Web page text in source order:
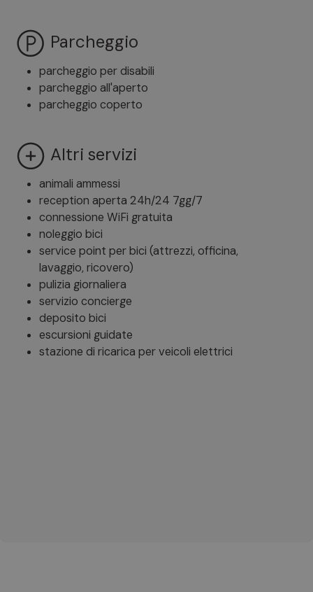
Parcheggio
parcheggio per disabili
parcheggio all'aperto
parcheggio coperto
Altri servizi
animali ammessi
reception aperta 24h/24 7gg/7
connessione WiFi gratuita
noleggio bici
service point per bici (attrezzi, officina,
lavaggio, ricovero)
pulizia giornaliera
servizio concierge
deposito bici
escursioni guidate
stazione di ricarica per veicoli elettrici